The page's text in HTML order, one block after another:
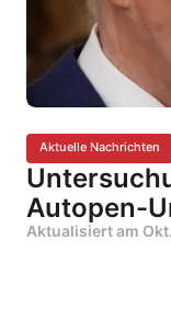
Aktuelle Nachrichten
Autopen-
Aktualisiert am